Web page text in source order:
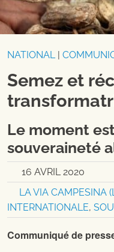
NATIONAL|
Semez et
Le moment
souveraineté
16 AVRIL 2020
LA VIA CAMPESINA
INTERNATIONALE,
Communiqué de